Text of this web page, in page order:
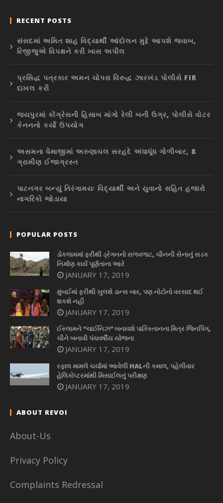
RECENT POSTS
સંસદમાં અમિત શાહ વિદ્યાર્થી આંદોલન મુદ્દે આપશે જવાબ,
રિજીજુએ વિપક્ષને કરી ખાસ અપીલ
પ્રસિદ્ધ પત્રકાર અમન ચોપરા વિરુદ્ધ ઝારખંડ પોલીસે FIR
દાખલ કરી
જયપુરમાં કોંગ્રેસની હિસાબ માંગો રેલી બની ઉગ્ર, પોલીસે વોટર
કેનનનો કર્યો ઉપયોગ
અસમના ધેમાજીમાં અરુણાચલ સરહદે અંધાધૂંધ ગોળીબાર, 8
ગ્રામીણ ઈજાગ્રસ્ત
પાટનગર બન્યું તિરંગામયઃ વિદ્યાર્થી અને યુવાનો સહિત હજારો
નાગરિકો જોડાયા
POPULAR POSTS
ડોકલામમાં ફરીથી ડ્રેગનનો સળવળાટ, ચીનની સેનાનું સડક
નિર્માણ કાર્ય પૂર્ણતાના આરે
JANUARY 17, 2019
મુંબઈમાં ફરીથી ખુલશે ડાન્સ બાર, પણ નોટોનો વરસાદ થઈ
શકશે નહીં
JANUARY 17, 2019
ઈસ્લામને “ચાઈનિઝ” બનાવશે પાકિસ્તાનના મિત્ર જિનપિંગ,
ચીને બનાવી પંચવર્ષીય યોજના
JANUARY 17, 2019
રફાલ મામલે ચર્ચામાં આવેલી HALની કમાલ, પહેલીવાર
હેલિકોપ્ટરમાંથી મિસાઈલનું પરીક્ષણ
JANUARY 17, 2019
ABOUT REVOI
About-Us
Privacy Policy
Complaints Redressal